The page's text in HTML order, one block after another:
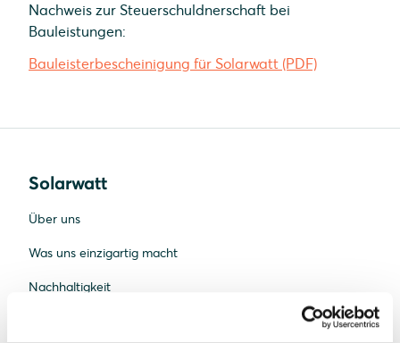
Nachweis zur Steuerschuldnerschaft bei
Bauleistungen:
Bauleisterbescheinigung für Solarwatt (PDF)
Solarwatt
Über uns
Was uns einzigartig macht
Nachhaltigkeit